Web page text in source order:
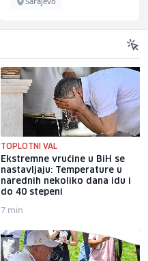
TOPLOTNI VAL
Ekstremne vrućine u BiH se
nastavljaju: Temperature u
narednih nekoliko dana idu i
do 40 stepeni
7 min